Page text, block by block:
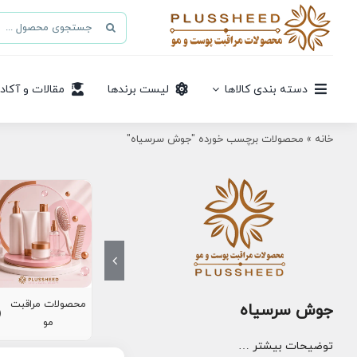
جستجو
برای:
دسته بندی کالاها لیست برندها مقالات و
خانه » محصولات برچسب خورده "جوش سرسیاه"
جوش سرسیاه
توضیحات بیشتر …
محصولات مراقبت
مو